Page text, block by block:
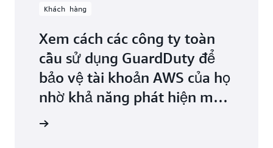
Khách hàng
Xem cách các công ty toàn
cầu sử dụng GuardDuty để
bảo vệ tài khoản AWS của họ
nhờ khả năng phát hiện mối
đe dọa thông minh.